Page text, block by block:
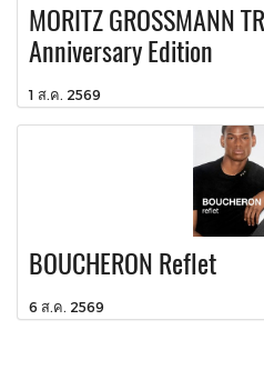
MORITZ GROSSMANN
Anniversary Edition
1 ส.ค. 2569
BOUCHERON Reflet
6 ส.ค. 2569